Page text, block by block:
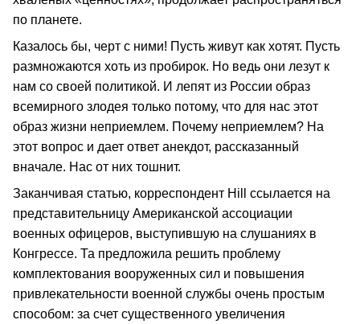
по планете.
Казалось бы, черт с ними! Пусть живут как хотят. Пусть
размножаются хоть из пробирок. Но ведь они лезут к
нам со своей политикой. И лепят из России образ
всемирного злодея только потому, что для нас этот
образ жизни неприемлем. Почему неприемлем? На
этот вопрос и дает ответ анекдот, рассказанный
вначале. Нас от них тошнит.
Заканчивая статью, корреспондент Hill ссылается на
представительницу Американской ассоциации
военных офицеров, выступившую на слушаниях в
Конгрессе. Та предложила решить проблему
комплектования вооруженных сил и повышения
привлекательности военной службы очень простым
способом: за счет существенного увеличения